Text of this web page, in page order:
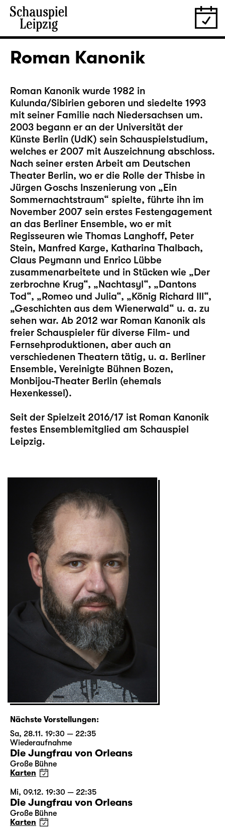
Roman Kanonik
Roman Kanonik wurde 1982 in
Kulunda/Sibirien geboren und siedelte 1993
mit seiner Familie nach Niedersachsen um.
2003 begann er an der Universität der
Künste Berlin (UdK) sein Schauspielstudium,
welches er 2007 mit Auszeichnung abschloss.
Nach seiner ersten Arbeit am Deutschen
Theater Berlin, wo er die Rolle der Thisbe in
Jürgen Goschs Inszenierung von „Ein
Sommernachtstraum“ spielte, führte ihn im
November 2007 sein erstes Festengagement
an das Berliner Ensemble, wo er mit
Regisseuren wie Thomas Langhoff, Peter
Stein, Manfred Karge, Katharina Thalbach,
Claus Peymann und Enrico Lübbe
zusammenarbeitete und in Stücken wie „Der
zerbrochne Krug“, „Nachtasyl“, „Dantons
Tod“, „Romeo und Julia“, „König Richard III“,
„Geschichten aus dem Wienerwald“ u. a. zu
sehen war. Ab 2012 war Roman Kanonik als
freier Schauspieler für diverse Film- und
Fernsehproduktionen, aber auch an
verschiedenen Theatern tätig, u. a. Berliner
Ensemble, Vereinigte Bühnen Bozen,
Monbijou-Theater Berlin (ehemals
Hexenkessel).
Seit der Spielzeit 2016/17 ist Roman Kanonik
festes Ensemblemitglied am Schauspiel
Leipzig.
Nächste Vorstellungen:
Sa, 28.11. 19:30 — 22:35
Wiederaufnahme
Die Jungfrau von Orleans
Große Bühne
Karten
Mi, 09.12. 19:30 — 22:35
Die Jungfrau von Orleans
Große Bühne
Karten